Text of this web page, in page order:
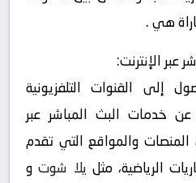
هي .
عبر الإنترنت:
إلى القنوات التلفزيونية
خدمات البث المباشر عبر
المنصات والمواقع التي تقدم
الرياضية، مثل يلا شوتو